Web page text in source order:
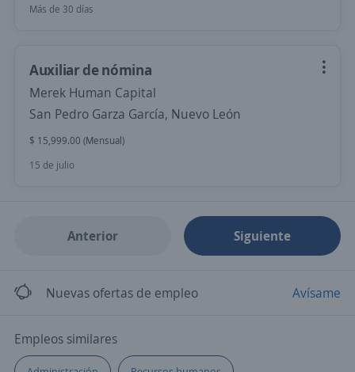
Más de 30 días
Auxiliar de nómina
Merek Human Capital
San Pedro Garza García, Nuevo León
$ 15,999.00 (Mensual)
15 de julio
Anterior Siguiente
Nuevas ofertas de empleo Avísame
Empleos similares